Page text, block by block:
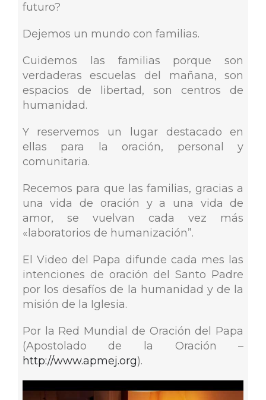
futuro?
Dejemos un mundo con familias.
Cuidemos las familias porque son
verdaderas escuelas del mañana, son
espacios de libertad, son centros de
humanidad.
Y reservemos un lugar destacado en
ellas para la oración, personal y
comunitaria.
Recemos para que las familias, gracias a
una vida de oración y a una vida de
amor, se vuelvan cada vez más
«laboratorios de humanización”.
El Video del Papa difunde cada mes las
intenciones de oración del Santo Padre
por los desafíos de la humanidad y de la
misión de la Iglesia.
Por la Red Mundial de Oración del Papa
(Apostolado de la Oración –
http://www.apmej.org).